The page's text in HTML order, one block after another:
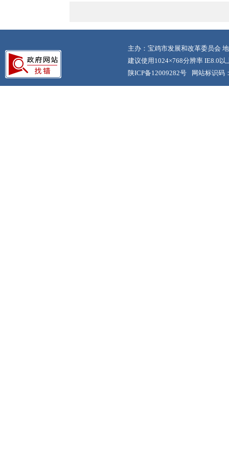
主办：宝鸡市发展和改革委员会
建议使用1024×768分辨率 IE8.0以
陕ICP备12009282号
网站标识码